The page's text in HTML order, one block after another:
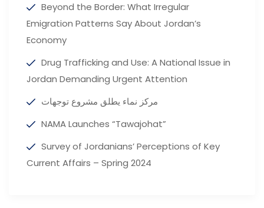
Beyond the Border: What Irregular
Emigration Patterns Say About Jordan’s
Economy
Drug Trafficking and Use: A National Issue in
Jordan Demanding Urgent Attention
مركز نماء يطلق مشروع توجهات
NAMA Launches “Tawajohat”
Survey of Jordanians’ Perceptions of Key
Current Affairs – Spring 2024